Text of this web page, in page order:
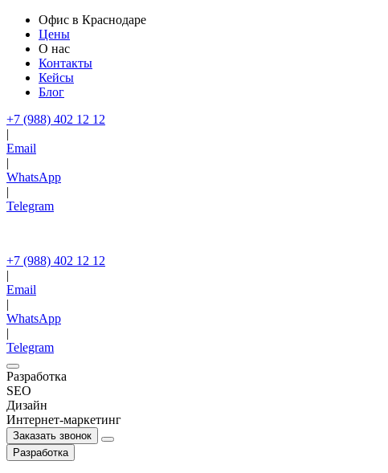
Офис в Краснодаре
Цены
О нас
Контакты
Кейсы
Блог
+7 (988) 402 12 12
|
Email
|
WhatsApp
|
Telegram
+7 (988) 402 12 12
|
Email
|
WhatsApp
|
Telegram
Разработка
SEO
Дизайн
Интернет-маркетинг
Заказать звонок
Разработка